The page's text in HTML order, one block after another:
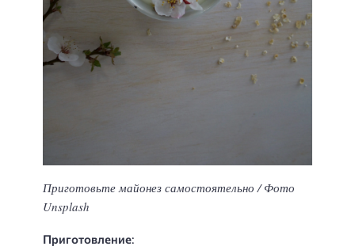
Приготовьте майонез самостоятельно / Фото
Unsplash
Приготовление: